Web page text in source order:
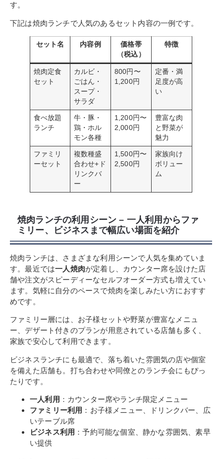
す。
下記は焼肉ランチで人気のあるセット内容の一例です。
セット名 内容例
価格帯
（税込）
特徴
焼肉定食
セット
カルビ・
ごはん・
スープ・
サラダ
800円〜
1,200円
定番・満
足度が高
い
食べ放題
ランチ
牛・豚・
鶏・ホル
モン各種
1,200円〜
2,000円
豊富な肉
と野菜が
魅力
ファミリ
ーセット
複数種盛
合わせ+ド
リンクバ
ー
1,500円〜
2,500円
家族向け
ボリュー
ム
焼肉ランチの利用シーン – 一人利用からファ
ミリー、ビジネスまで幅広い場面を紹介
焼肉ランチは、さまざまな利用シーンで人気を集めていま
す。最近では一人焼肉が定着し、カウンター席を設けた店
舗や注文がスピーディーなセルフオーダー方式も増えてい
ます。気軽に自分のペースで焼肉を楽しみたい方におすす
めです。
ファミリー層には、お子様セットや野菜が豊富なメニュ
ー、デザート付きのプランが用意されている店舗も多く、
家族で安心して利用できます。
ビジネスランチにも最適で、落ち着いた雰囲気の店や個室
を備えた店舗も。打ち合わせや同僚とのランチ会にもぴっ
たりです。
一人利用 ：カウンター席やランチ限定メニュー
ファミリー利用 ：お子様メニュー、ドリンクバー、広
いテーブル席
ビジネス利用 ：予約可能な個室、静かな雰囲気、素早
い提供